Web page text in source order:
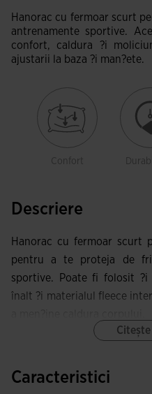
Hanorac cu fermoar scurt
antrenamente sportive.
confort, caldura ?i
ajustarii la baza ?i man?ete.
Confort
Descriere
Hanorac cu fermoar scurt
pentru a te proteja de
sportive. Poate fi folosit ?i
înalt ?i materialul fleece
De asemenea, prezinta
Caracteristici